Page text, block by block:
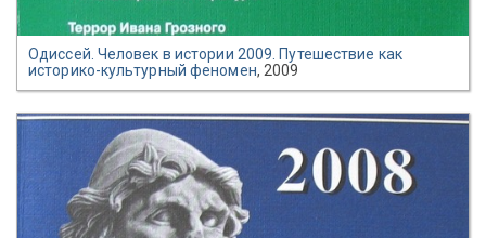
Одиссей. Человек в истории 2009. Путешествие как
историко-культурный феномен, 2009